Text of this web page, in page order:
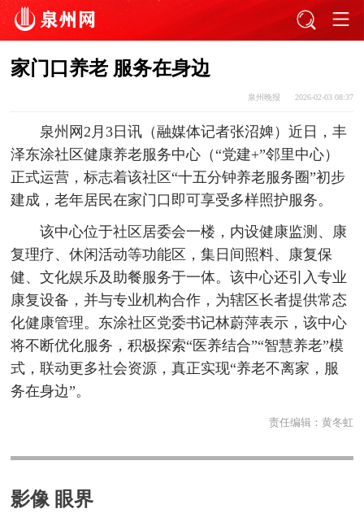
家门口养老 服务在身边
泉州晚报 2026-02-03 08:37
泉州网2月3日讯（融媒体记者张沼婢）近日，丰
泽东涂社区健康养老服务中心（“党建+”邻里中心）
正式运营，标志着该社区“十五分钟养老服务圈”初步
建成，老年居民在家门口即可享受多样照护服务。
该中心位于社区居委会一楼，内设健康监测、康
复理疗、休闲活动等功能区，集日间照料、康复保
健、文化娱乐及助餐服务于一体。该中心还引入专业
康复设备，并与专业机构合作，为辖区长者提供常态
化健康管理。东涂社区党委书记林蔚萍表示，该中心
将不断优化服务，积极探索“医养结合”“智慧养老”模
式，联动更多社会资源，真正实现“养老不离家，服
务在身边”。
责任编辑： 黄冬虹
影像 眼界